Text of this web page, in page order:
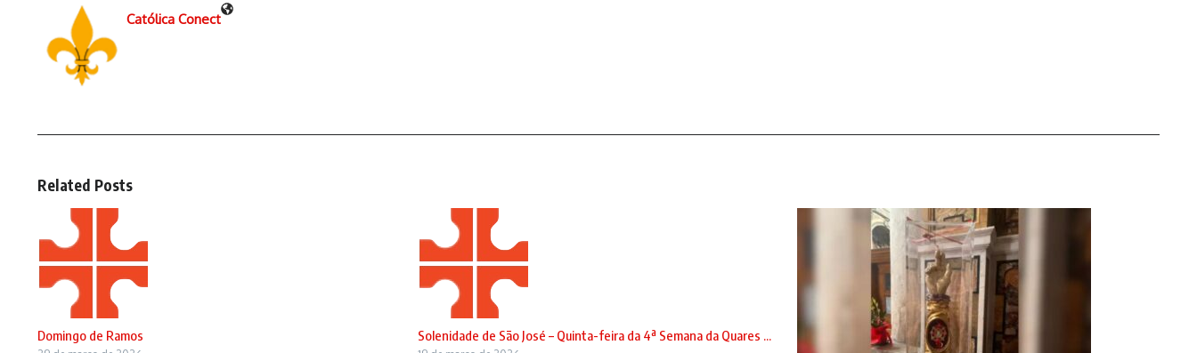
Católica Conect
Related Posts
Domingo de Ramos Solenidade de São José – Quinta-feira da 4ª Semana da Quares ...